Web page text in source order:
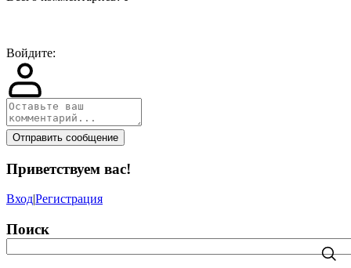
Войдите:
Отправить сообщение
Приветствуем вас!
Вход|Регистрация
Поиск